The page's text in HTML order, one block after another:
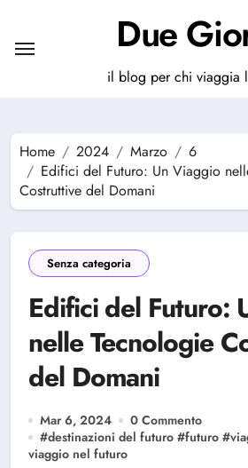
contenuto
Due
il blog per chi viaggia
Home 2024 Marzo
6
Edifici del Futuro: Un Viaggio
Costruttive del Domani
Senza categoria
Edifici del Futuro:
nelle Tecnologie
del Domani
Mar 6, 2024
0 Commento
#destinazioni del futuro #futuro #
viaggio nel futuro